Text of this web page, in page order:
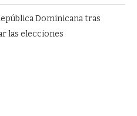
Dominicana tras
las elecciones